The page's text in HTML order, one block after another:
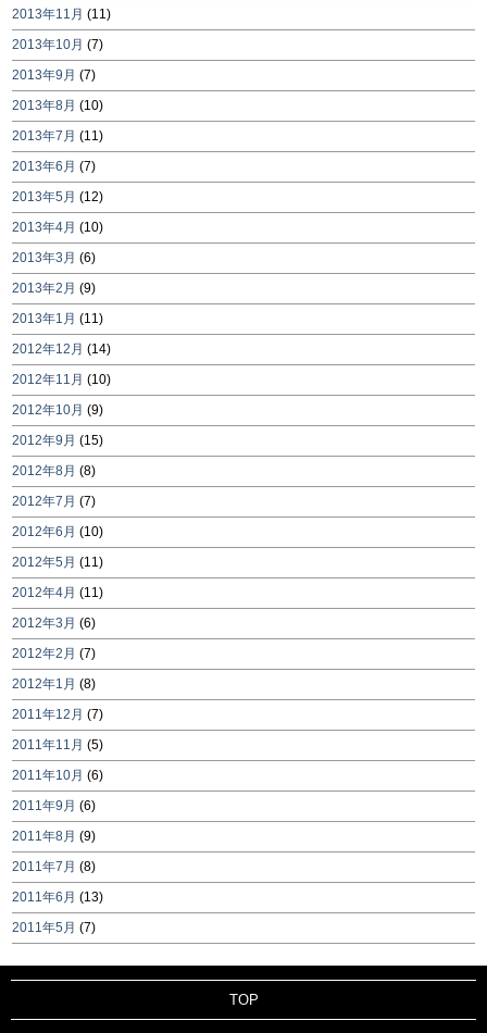
2013年11月 (11)
2013年10月 (7)
2013年9月 (7)
2013年8月 (10)
2013年7月 (11)
2013年6月 (7)
2013年5月 (12)
2013年4月 (10)
2013年3月 (6)
2013年2月 (9)
2013年1月 (11)
2012年12月 (14)
2012年11月 (10)
2012年10月 (9)
2012年9月 (15)
2012年8月 (8)
2012年7月 (7)
2012年6月 (10)
2012年5月 (11)
2012年4月 (11)
2012年3月 (6)
2012年2月 (7)
2012年1月 (8)
2011年12月 (7)
2011年11月 (5)
2011年10月 (6)
2011年9月 (6)
2011年8月 (9)
2011年7月 (8)
2011年6月 (13)
2011年5月 (7)
TOP